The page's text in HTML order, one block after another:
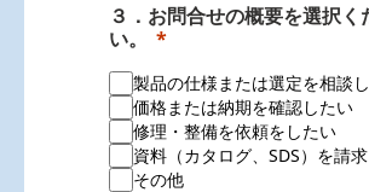
３．お問合せの概要を選択く
い。
製品の仕様または選定を相談
価格または納期を確認したい
修理・整備を依頼をしたい
資料（カタログ、SDS）を請
その他